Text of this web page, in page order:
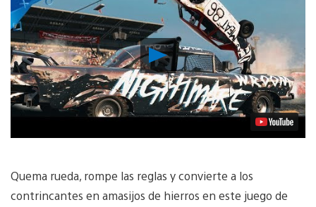
Reproducir
vídeo
Quema rueda, rompe las reglas y convierte a los
contrincantes en amasijos de hierros en este juego de